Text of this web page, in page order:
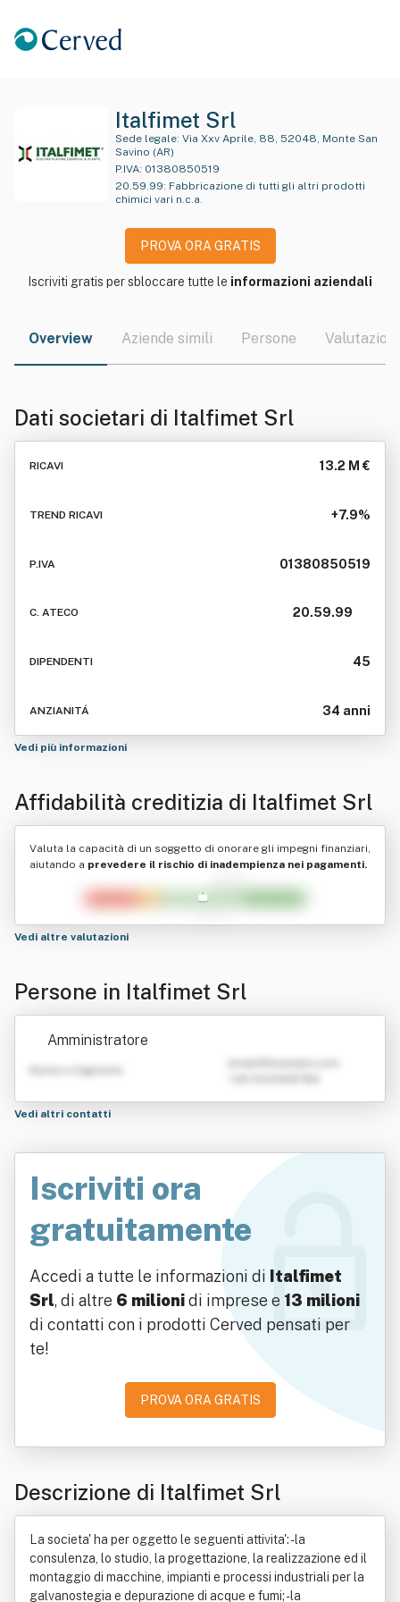
Italfimet Srl
Sede legale:
Savino (AR)
P.IVA: 01380850519
20.59.99: Fabbricazione di tutti gli altri prodotti
chimici vari n.c.a.
PROVA ORA GRATIS
Iscriviti gratis per sbloccare tutte le informazioni aziendali
Overview Aziende simili Persone Valutazioni
Dati societari di Italfimet Srl
RICAVI 13.2 M €
TREND RICAVI +7.9%
P.IVA 01380850519
C. ATECO 20.59.99
DIPENDENTI 45
ANZIANITÁ 34 anni
Vedi più informazioni
Affidabilità creditizia di Italfimet Srl
Valuta la capacità di un soggetto di onorare gli impegni finanziari,
aiutando a prevedere il rischio di inadempienza nei pagamenti.
Vedi altre valutazioni
Persone in Italfimet Srl
Amministratore
Nome e Cognome
Vedi altri contatti
Iscriviti ora
gratuitamente
Accedi a tutte le informazioni di Italfimet
Srl, di altre 6 milionidi imprese e 13 milioni
di contatti con i prodotti Cerved pensati per
te!
PROVA ORA GRATIS
Descrizione di Italfimet Srl
La societa' ha per oggetto le seguenti attivita': - la
consulenza, lo studio, la progettazione, la realizzazione ed il
montaggio di macchine, impianti e processi industriali per la
galvanostegia e depurazione di acque e fumi; - la